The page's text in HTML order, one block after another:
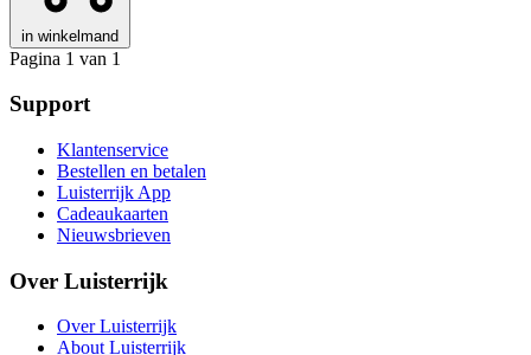
in winkelmand
Pagina 1 van 1
Support
Klantenservice
Bestellen en betalen
Luisterrijk App
Cadeaukaarten
Nieuwsbrieven
Over Luisterrijk
Over Luisterrijk
About Luisterrijk